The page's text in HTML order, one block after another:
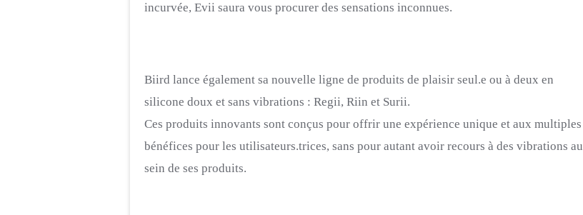
incurvée, Evii saura vous procurer des sensations inconnues.
Biird lance également sa nouvelle ligne de produits de plaisir seul.e ou à deux en
silicone doux et sans vibrations : Regii, Riin et Surii.
Ces produits innovants sont conçus pour offrir une expérience unique et aux multiples
bénéfices pour les utilisateurs.trices, sans pour autant avoir recours à des vibrations au
sein de ses produits.